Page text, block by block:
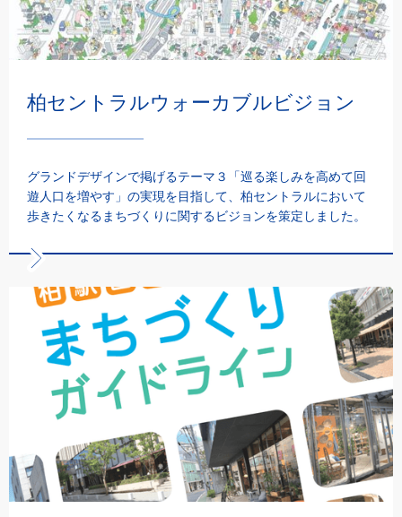
柏セントラルウォーカブルビジョン
グランドデザインで掲げるテーマ３「巡る楽しみを高めて回
遊人口を増やす」の実現を目指して、柏セントラルにおいて
歩きたくなるまちづくりに関するビジョンを策定しました。